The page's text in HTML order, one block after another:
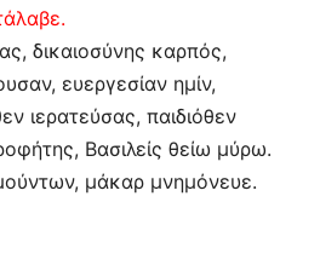
δικαιοσύνης καρπός,
ευεργεσίαν ημίν,
ιερατεύσας, παιδιόθεν
Βασιλείς θείω μύρω.
μάκαρ μνημόνευε.